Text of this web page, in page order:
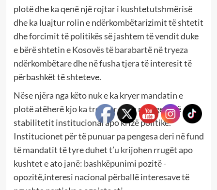
plotë dhe ka qenë një rojtar i kushtetutshmërisë
dhe ka luajtur rolin e ndërkombëtarizimit të shtetit
dhe forcimit të politikës së jashtem të vendit duke
e bërë shtetin e Kosovës të barabartë në tryeza
ndërkombëtare dhe në fusha tjera të interesit të
përbashkët të shteteve.
Nëse njëra nga këto nuk e ka kryer mandatin e
plotë atëherë kjo ka treguar se ka mungesë të
stabilitetit institucional apo krizë politike.
Institucionet për të punuar pa pengesa deri në fund
të mandatit të tyre duhet t’u krijohen rrugët apo
kushtet e ato janë: bashkëpunimi pozitë -
opozitë,interesi nacional përballë interesave të